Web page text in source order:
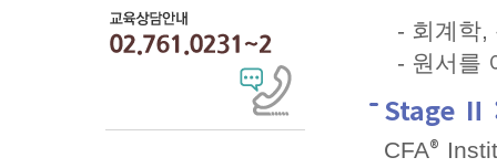
- 회계학,
- 원서를
Stage Ⅱ
CFA®